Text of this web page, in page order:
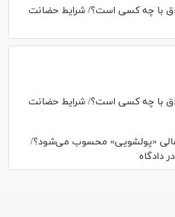
با چه کسی است؟/ شرایط حضانت
با چه کسی است؟/ شرایط حضانت
«پولشویی» محسوب می‌شود؟/
دادگاه